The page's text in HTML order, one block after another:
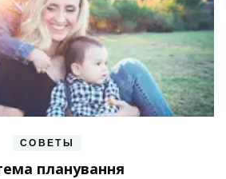
СОВЕТЫ
планування